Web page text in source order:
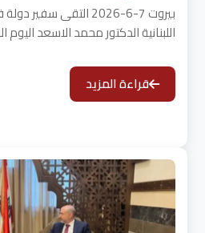
بيروت 7-6-2026 التقى
اللبنانية الدكتور محمد الاسعد اليوم
قراءة المزيد